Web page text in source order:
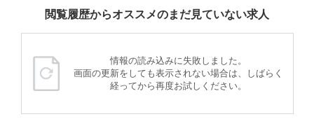
閲覧履歴からオススメのまだ見ていない求人
情報の読み込みに失敗しました。
画面の更新をしても表示されない場合は、しばらく
経ってから再度お試しください。